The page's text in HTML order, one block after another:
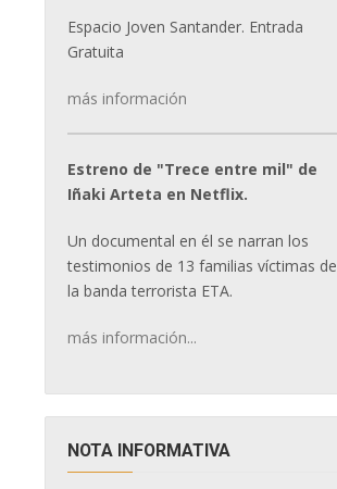
Espacio Joven Santander. Entrada
Gratuita
más información
Estreno de "Trece entre mil" de
Iñaki Arteta en Netflix.
Un documental en él se narran los
testimonios de 13 familias víctimas de
la banda terrorista ETA.
más información...
NOTA INFORMATIVA